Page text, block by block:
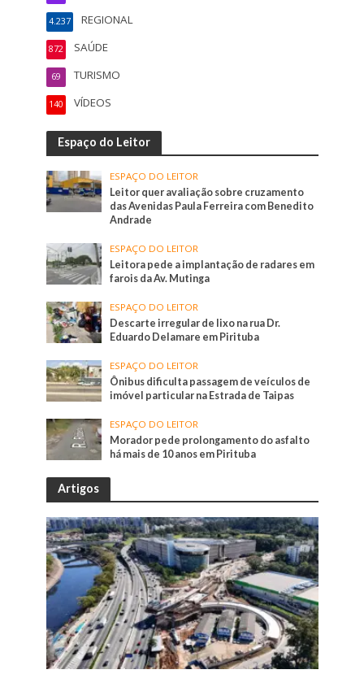
REGIONAL
4.237
SAÚDE
872
TURISMO
69
VÍDEOS
140
Espaço do Leitor
ESPAÇO DO LEITOR
Leitor quer avaliação sobre cruzamento
das Avenidas Paula Ferreira com Benedito
Andrade
ESPAÇO DO LEITOR
Leitora pede a implantação de radares em
farois da Av. Mutinga
ESPAÇO DO LEITOR
Descarte irregular de lixo na rua Dr.
Eduardo Delamare em Pirituba
ESPAÇO DO LEITOR
Ônibus dificulta passagem de veículos de
imóvel particular na Estrada de Taipas
ESPAÇO DO LEITOR
Morador pede prolongamento do asfalto
há mais de 10 anos em Pirituba
Artigos